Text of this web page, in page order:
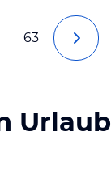
63
Urlaub